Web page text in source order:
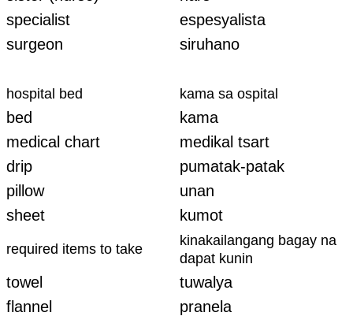
specialist
espesyalista
surgeon
siruhano
hospital bed kama sa ospital
bed
kama
medical chart
medikal tsart
drip
pumatak-patak
pillow
unan
sheet
kumot
required items to take
kinakailangang bagay na
dapat kunin
towel
tuwalya
flannel
pranela